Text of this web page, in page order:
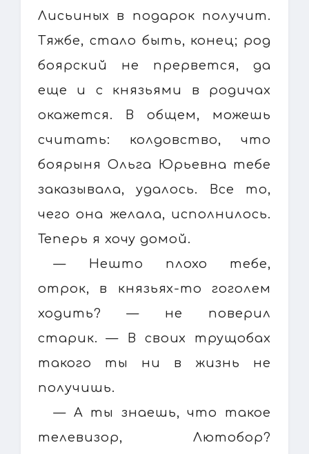
Лисьиных в подарок получит.
Тяжбе, стало быть, конец; род
боярский не прервется, да
еще и с князьями в родичах
окажется. В общем, можешь
считать: колдовство, что
боярыня Ольга Юрьевна тебе
заказывала, удалось. Все то,
чего она желала, исполнилось.
Теперь я хочу домой.
— Нешто плохо тебе,
отрок, в князьях-то гоголем
ходить? — не поверил
старик. — В своих трущобах
такого ты ни в жизнь не
получишь.
— А ты знаешь, что такое
телевизор, Лютобор?